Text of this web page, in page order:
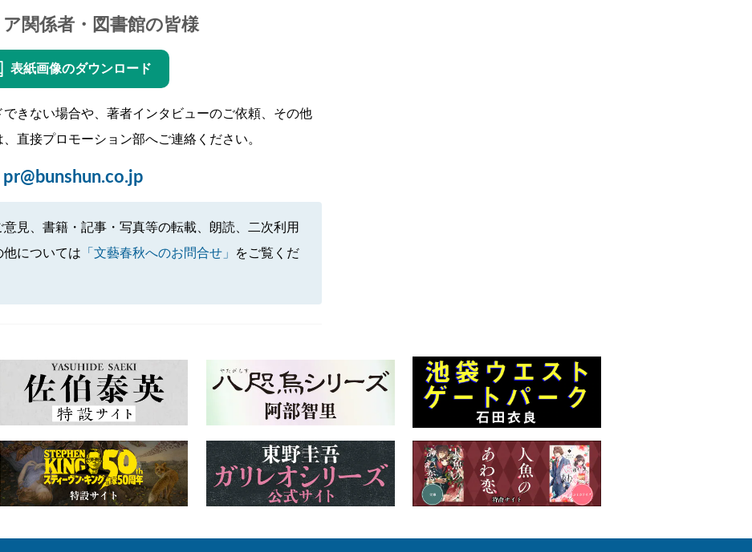
関係者・図書館の皆様
表紙画像のダウンロード
きない場合や、著者インタビューのご依頼、その他
直接プロモーション部へご連絡ください。
pr@bunshun.co.jp
見、書籍・記事・写真等の転載、朗読、二次利用
他については 「文藝春秋へのお問合せ」
をご覧くだ